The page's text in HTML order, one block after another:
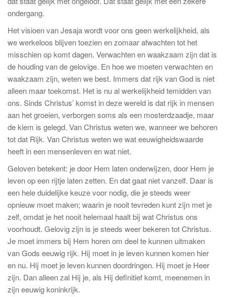
ondergang.
Het visioen van Jesaja wordt voor ons geen werkelijkheid, als
we werkeloos blijven toezien en zomaar afwachten tot het
misschien op komt dagen. Verwachten en waakzaam zijn dat is
de houding van de gelovige. En hoe we moeten verwachten en
waakzaam zijn, weten we best. Immers dat rijk van God is niet
alleen maar toekomst. Het is nu al werkelijkheid temidden van
ons. Sinds Christus’ komst in deze wereld is dat rijk in mensen
aan het groeien, verborgen soms als een mosterdzaadje, maar
de kiem is gelegd. Van Christus weten we, wanneer we behoren
tot dat Rijk. Van Christus weten we wat eeuwigheidswaarde
heeft in een mensenleven en wat niet.
Geloven betekent: je door Hem laten onderwijzen, door Hem je
leven op een rijtje laten zetten. En dat gaat niet vanzelf. Daar is
een hele duidelijke keuze voor nodig, die je steeds weer
opnieuw moet maken; waarin je nooit tevreden kunt zijn met je
zelf, omdat je het nooit helemaal haalt bij wat Christus ons
voorhoudt. Gelovig zijn is je steeds weer bekeren tot Christus.
Je moet immers bij Hem horen om deel te kunnen uitmaken
van Gods eeuwig rijk. Hij moet in je leven kunnen komen hier
en nu. Hij moet je leven kunnen doordringen. Hij moet je Heer
zijn. Dan alleen zal Hij je, als Hij definitief komt, meenemen in
zijn eeuwig koninkrijk.